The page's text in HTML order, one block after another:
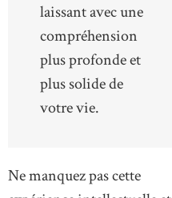
laissant avec une
compréhension
plus profonde et
plus solide de
votre vie.
Ne manquez pas cette